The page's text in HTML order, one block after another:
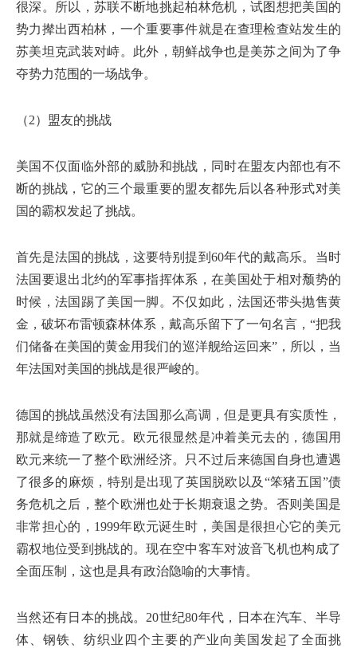
很深。所以，苏联不断地挑起柏林危机，试图想把美国的
势力撵出西柏林，一个重要事件就是在查理检查站发生的
苏美坦克武装对峙。此外，朝鲜战争也是美苏之间为了争
夺势力范围的一场战争。
（2）盟友的挑战
美国不仅面临外部的威胁和挑战，同时在盟友内部也有不
断的挑战，它的三个最重要的盟友都先后以各种形式对美
国的霸权发起了挑战。
首先是法国的挑战，这要特别提到60年代的戴高乐。当时
法国要退出北约的军事指挥体系，在美国处于相对颓势的
时候，法国踢了美国一脚。不仅如此，法国还带头抛售黄
金，破坏布雷顿森林体系，戴高乐留下了一句名言，“把我
们储备在美国的黄金用我们的巡洋舰给运回来”，所以，当
年法国对美国的挑战是很严峻的。
德国的挑战虽然没有法国那么高调，但是更具有实质性，
那就是缔造了欧元。欧元很显然是冲着美元去的，德国用
欧元来统一了整个欧洲经济。只不过后来德国自身也遭遇
了很多的麻烦，特别是出现了英国脱欧以及“笨猪五国”债
务危机之后，整个欧洲也处于长期衰退之势。否则美国是
非常担心的，1999年欧元诞生时，美国是很担心它的美元
霸权地位受到挑战的。现在空中客车对波音飞机也构成了
全面压制，这也是具有政治隐喻的大事情。
当然还有日本的挑战。20世纪80年代，日本在汽车、半导
体、钢铁、纺织业四个主要的产业向美国发起了全面挑